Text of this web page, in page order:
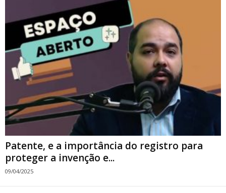
Patente, e a importância do registro para
proteger a invenção e...
09/04/2025